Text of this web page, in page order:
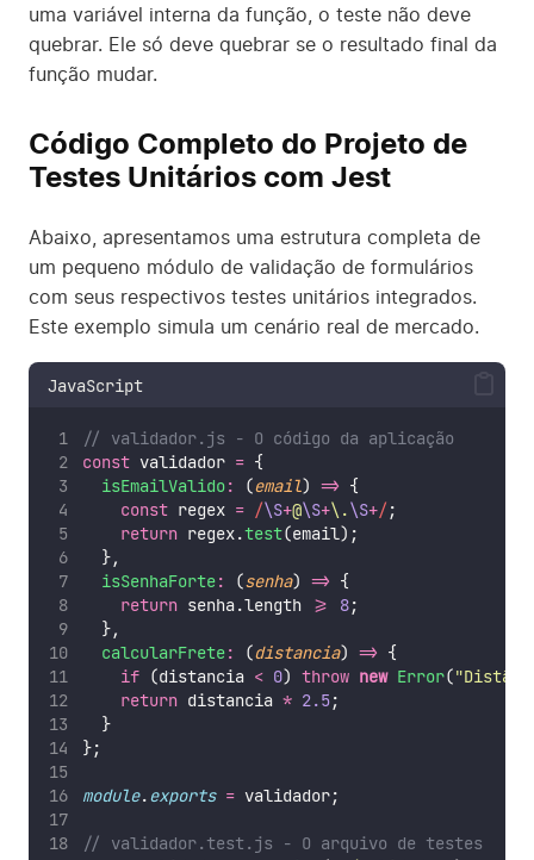
uma variável interna da função, o teste não deve
quebrar. Ele só deve quebrar se o resultado final da
função mudar.
Código Completo do Projeto de
Testes Unitários com Jest
Abaixo, apresentamos uma estrutura completa de
um pequeno módulo de validação de formulários
com seus respectivos testes unitários integrados.
Este exemplo simula um cenário real de mercado.
JavaScript
// validador.js - O código da aplicação
const validador = {
isEmailValido: (email) => {
const regex = /\S+@\S+\.\S+/;
return regex.test(email);
  },
isSenhaForte: (senha) => {
return senha.length >= 8;
  },
calcularFrete: (distancia) => {
if (distancia < 0) throw new Error("
return distancia * 2.5;
  }
};
module.exports = validador;
// validador.test.js - O arquivo de testes